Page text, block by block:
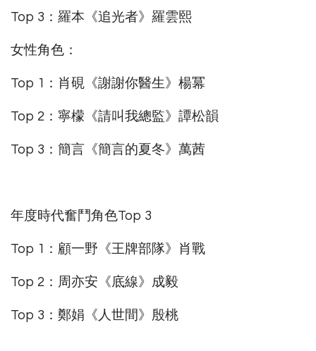
Top 3：羅本《追光者》羅雲熙
女性角色：
Top 1：肖硯《謝謝你醫生》楊冪
Top 2：寧檬《請叫我總監》譚松韻
Top 3：簡言《簡言的夏冬》萬茜
年度時代奮鬥角色Top 3
Top 1：顧一野《王牌部隊》肖戰
Top 2：周亦安《底線》成毅
Top 3：鄭娟《人世間》殷桃